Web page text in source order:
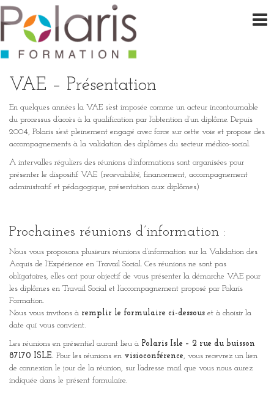
VAE – Présentation
En quelques années la VAE s’est imposée comme un acteur incontournable
du processus d’accès à la qualification par l’obtention d’un diplôme. Depuis
2004, Polaris s’est pleinement engagé avec force sur cette voie et propose des
accompagnements à la validation des diplômes du secteur médico-social.
A intervalles réguliers des réunions d’informations sont organisées pour
présenter le dispositif VAE (recevabilité, financement, accompagnement
administratif et pédagogique, présentation aux diplômes)
Prochaines réunions d’information :
Nous vous proposons plusieurs réunions d’information sur la Validation des
Acquis de l’Expérience en Travail Social. Ces réunions ne sont pas
obligatoires, elles ont pour objectif de vous présenter la démarche VAE pour
les diplômes en Travail Social et l’accompagnement proposé par Polaris
Formation.
Nous vous invitons à remplir le formulaire ci-dessous et à choisir la
date qui vous convient.
Les réunions en présentiel auront lieu à Polaris Isle – 2 rue du buisson
87170 ISLE. Pour les réunions en visioconférence, vous recevrez un lien
de connexion le jour de la réunion, sur l’adresse mail que vous nous aurez
indiquée dans le présent formulaire.